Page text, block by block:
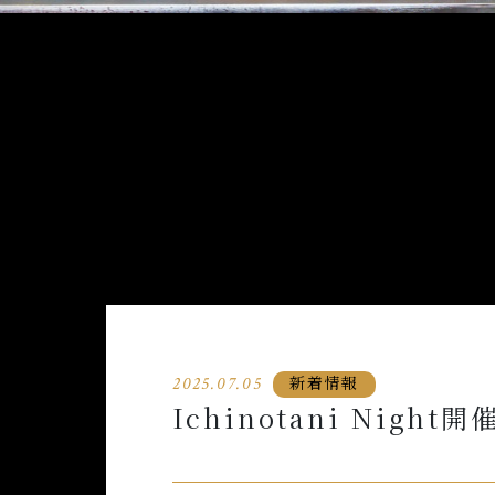
2025.07.05 新着情報
Ichinotani Night開